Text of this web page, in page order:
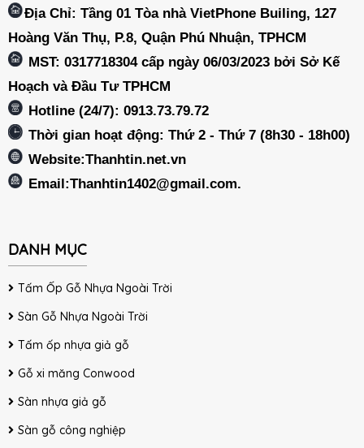
Địa Chỉ: Tầng 01 Tòa nhà VietPhone Builing, 127
Hoàng Văn Thụ, P.8, Quận Phú Nhuận, TPHCM
MST: 0317718304 cấp ngày 06/03/2023 bởi Sở Kế
Hoạch và Đầu Tư TPHCM
Hotline (24/7): 0913.73.79.72
Thời gian hoạt động: Thứ 2 - Thứ 7 (8h30 - 18h00)
Website:Thanhtin.net.vn
Email:Thanhtin1402@gmail.com.
DANH MỤC
Tấm Ốp Gỗ Nhựa Ngoài Trời
Sàn Gỗ Nhựa Ngoài Trời
Tấm ốp nhựa giả gỗ
Gỗ xi măng Conwood
Sàn nhựa giả gỗ
Sàn gỗ công nghiệp